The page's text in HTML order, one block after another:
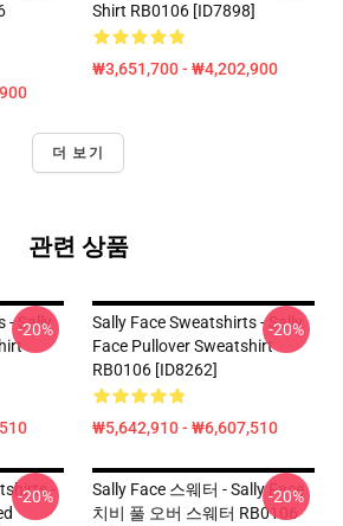
Shirt RB0106 [ID7898]
₩3,651,700 - ₩4,202,900
더 보기
관련 상품
- Sally
-20%
Sally Face Sweatshirts - Sally
Face Pullover Sweatshirt
RB0106 [ID8262]
₩5,642,910 - ₩6,607,510
-20%
-
-20%
Sally Face 스웨터 - Sally Face
치비 풀 오버 스웨터 RB0106
-20%